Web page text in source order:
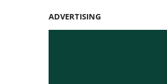
ADVERTISING